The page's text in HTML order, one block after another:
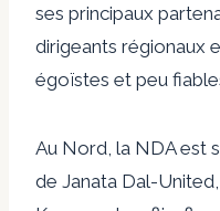
ses principaux
dirigeants régionaux
égoïstes et peu
Au Nord, la NDA est
de Janata Dal-